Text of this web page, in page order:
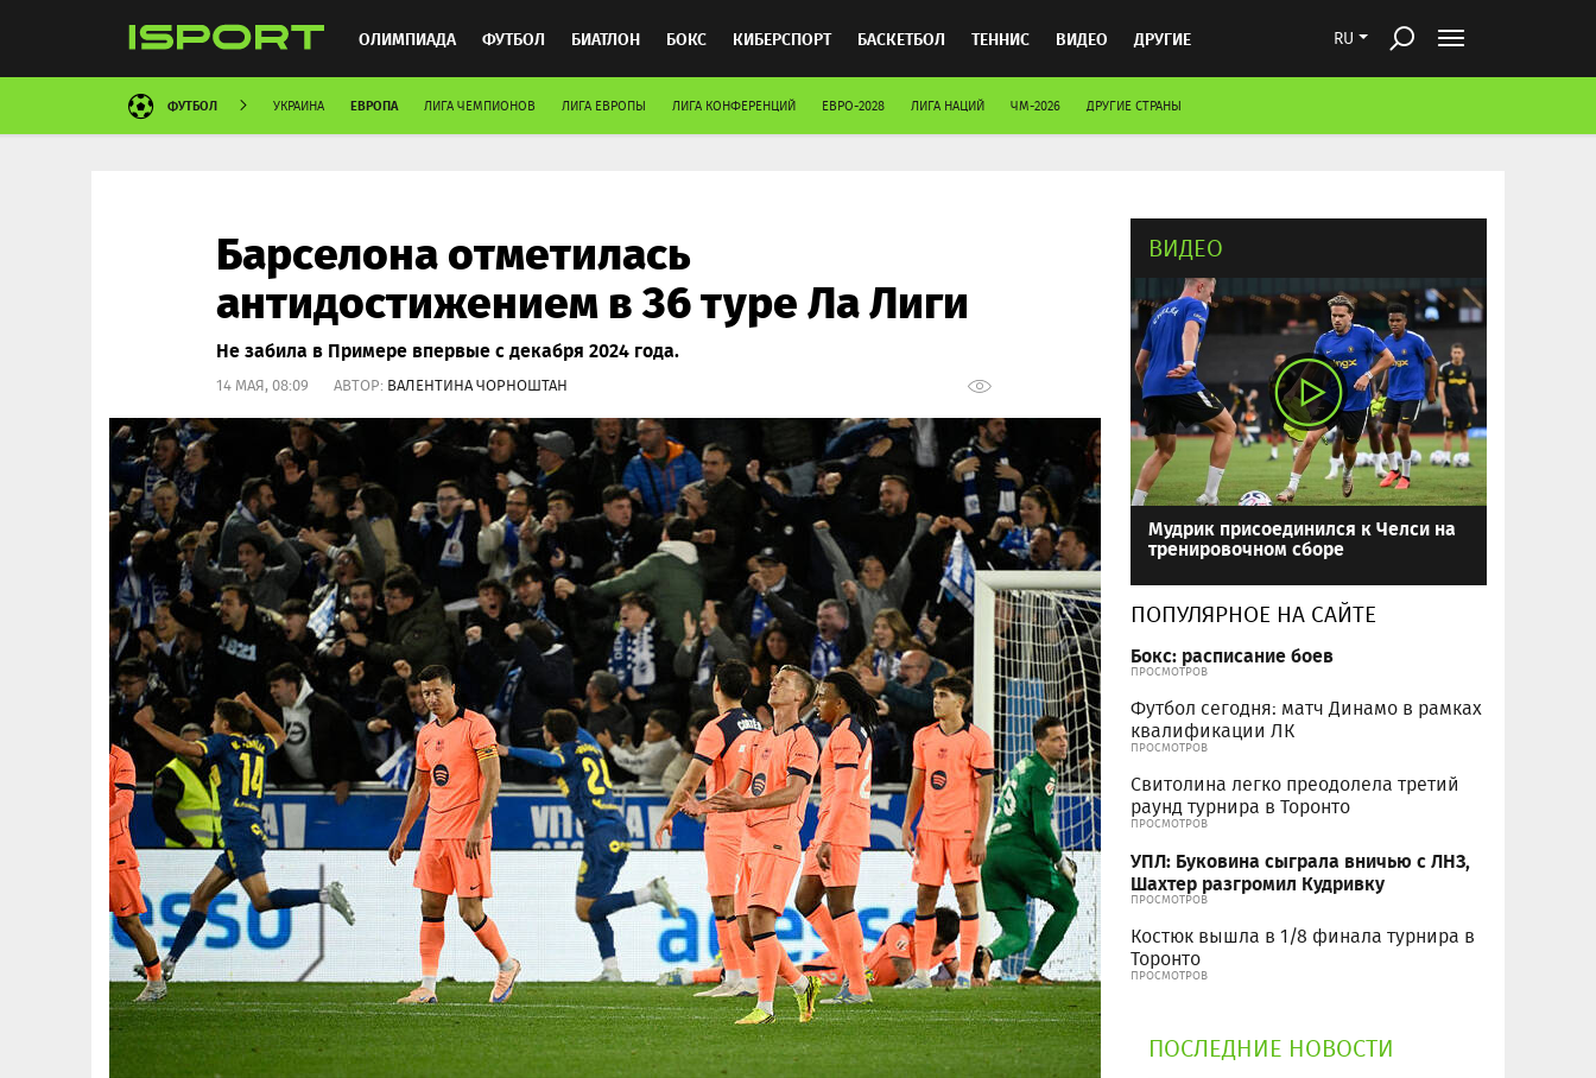
RU
ОЛИМПИАДА ФУТБОЛ БИАТЛОН БОКС КИБЕРСПОРТ БАСКЕТБОЛ ТЕННИС ВИДЕО ДРУГИЕ
ХОККЕЙ ММА АВТОСПОРТ
ФУТБОЛ УКРАИНА ЕВРОПА ЛИГА ЧЕМПИОНОВ ЛИГА ЕВРОПЫ ЛИГА КОНФЕРЕНЦИЙ ЕВРО-2028 ЛИГА НАЦИЙ ЧМ-2026 ДРУГИЕ СТРАНЫ
Барселона отметилась
антидостижением в 36 туре Ла Лиги
Не забила в Примере впервые с декабря 2024 года.
14 МАЯ, 08:09 АВТОР: ВАЛЕНТИНА ЧОРНОШТАН
ВИДЕО
Мудрик присоединился к Челси на
тренировочном сборе
ПОПУЛЯРНОЕ НА САЙТЕ
Бокс: расписание боев
ПРОСМОТРОВ
Футбол сегодня: матч Динамо в рамках
квалификации ЛК
ПРОСМОТРОВ
Свитолина легко преодолела третий
раунд турнира в Торонто
ПРОСМОТРОВ
УПЛ: Буковина сыграла вничью с ЛНЗ,
Шахтер разгромил Кудривку
ПРОСМОТРОВ
Костюк вышла в 1/8 финала турнира в
Торонто
ПРОСМОТРОВ
ПОСЛЕДНИЕ НОВОСТИ